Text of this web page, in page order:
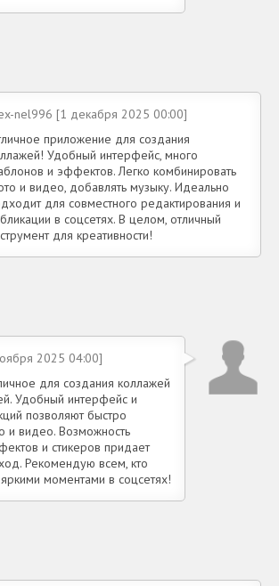
nel996 [1 декабря 2025 00:00]
приложение для создания
Удобный интерфейс, много
и эффектов. Легко комбинировать
и видео, добавлять музыку. Идеально
для совместного редактирования и
в соцсетях. В целом, отличный
для креативности!
2025 04:00]
для создания коллажей
Удобный интерфейс и
позволяют быстро
и видео. Возможность
и стикеров придает
Рекомендую всем, кто
моментами в соцсетях!